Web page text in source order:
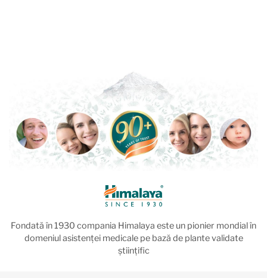
Fondată în 1930 compania Himalaya este un pionier mondial în
domeniul asistenței medicale pe bază de plante validate
științific